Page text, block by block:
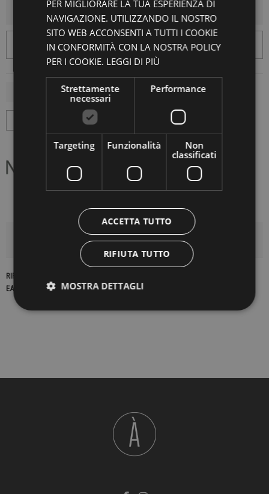
AGGIUNGI AL CARRELLO
DETTAGLI DEL PRODOTTO
RIFERIMENTO
EAN13
2900000418882
PER MIGLIORARE LA TUA ESPERIENZA DI
NAVIGAZIONE. UTILIZZANDO IL NOSTRO
SITO WEB ACCONSENTI A TUTTI I COOKIE
IN CONFORMITÀ CON LA NOSTRA POLICY
PER I COOKIE. LEGGI DI PIÙ
Strettamente
necessari
Performance
Targeting Funzionalità
Non
classificati
ACCETTA TUTTO
RIFIUTA TUTTO
MOSTRA DETTAGLI